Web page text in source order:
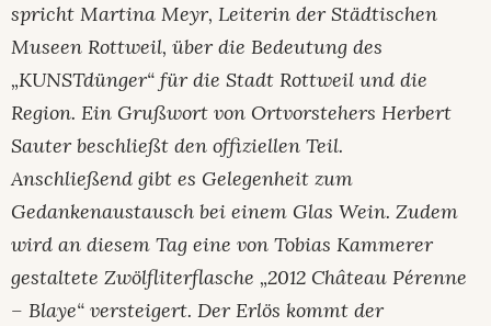
spricht Martina Meyr, Leiterin der Städtischen
Museen Rottweil, über die Bedeutung des
„KUNSTdünger“ für die Stadt Rottweil und die
Region. Ein Grußwort von Ortvorstehers Herbert
Sauter beschließt den offiziellen Teil.
Anschließend gibt es Gelegenheit zum
Gedankenaustausch bei einem Glas Wein. Zudem
wird an diesem Tag eine von Tobias Kammerer
gestaltete Zwölfliterflasche „2012 Château Pérenne
– Blaye“ versteigert. Der Erlös kommt der